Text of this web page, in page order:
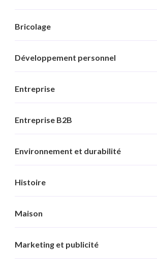
Bricolage
Développement personnel
Entreprise
Entreprise B2B
Environnement et durabilité
Histoire
Maison
Marketing et publicité